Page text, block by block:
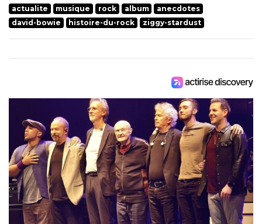
actualite musique rock album
anecdotes
david-bowie
histoire-du-rock ziggy-stardust